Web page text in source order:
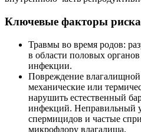
Ключевые факторы
Травмы во время родов:
в области половых
инфекции.
Повреждение
механические или
нарушить естественный
инфекций. Неправильный
спермицидов и частые
микрофлору влагалища.